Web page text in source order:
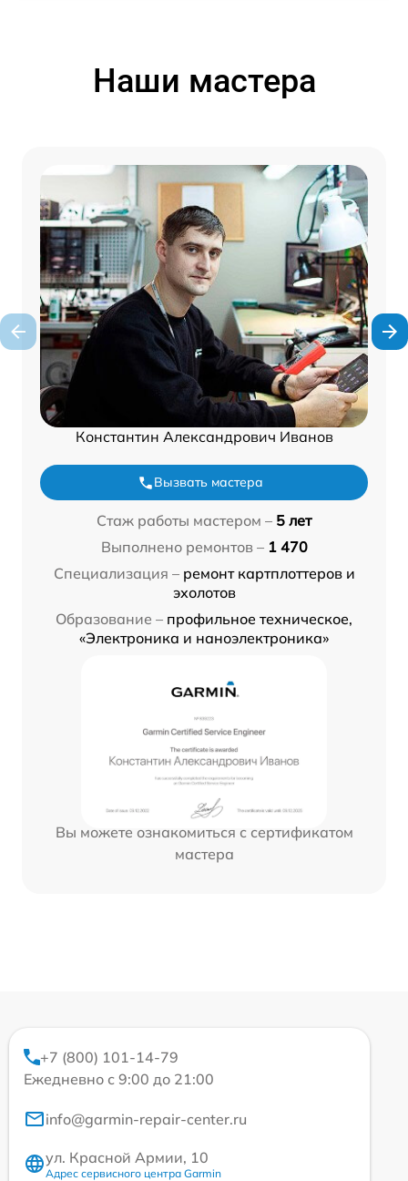
Наши мастера
Константин Александрович Иванов
Вызвать мастера
Стаж работы мастером – 5 лет
Выполнено ремонтов – 1 470
Специализация – ремонт картплоттеров и
эхолотов
Образование – профильное техническое,
«Электроника и наноэлектроника»
Вы можете ознакомиться с сертификатом
мастера
+7 (800) 101-14-79
Ежедневно с 9:00 до 21:00
info@garmin-repair-center.ru
ул. Красной Армии, 10
Адрес сервисного центра Garmin